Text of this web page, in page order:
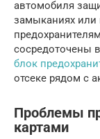
автомобиля
замыканиях или
сосредоточены
блок
отсеке рядом с
Проблемы
картами